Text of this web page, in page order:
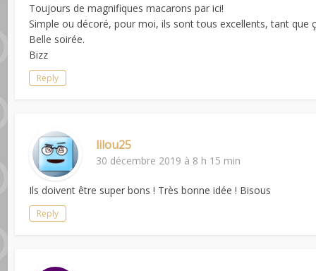
Toujours de magnifiques macarons par ici!
Simple ou décoré, pour moi, ils sont tous excellents, tant que
Belle soirée.
Bizz
Reply
lilou25
30 décembre 2019 à 8 h 15 min
Ils doivent être super bons ! Très bonne idée ! Bisous
Reply